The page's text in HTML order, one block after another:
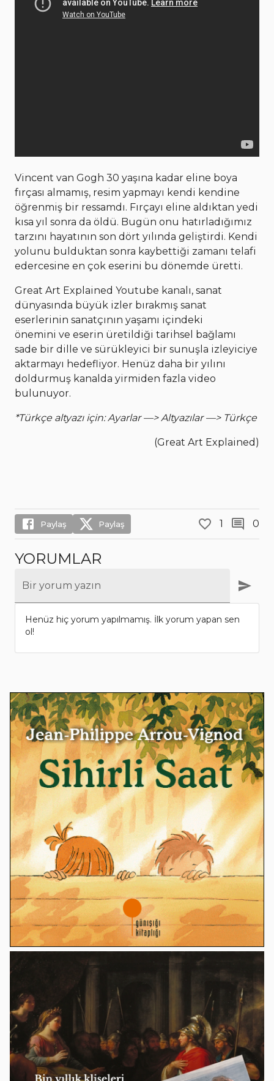
Vincent van Gogh 30 yaşına kadar eline boya
fırçası almamış, resim yapmayı kendi kendine
öğrenmiş bir ressamdı. Fırçayı eline aldıktan yedi
kısa yıl sonra da öldü. Bugün onu hatırladığımız
tarzını hayatının son dört yılında geliştirdi. Kendi
yolunu bulduktan sonra kaybettiği zamanı telafi
edercesine en çok eserini bu dönemde üretti.
Great Art Explained Youtube kanalı, sanat
dünyasında büyük izler bırakmış sanat
eserlerinin sanatçının yaşamı içindeki
önemini ve eserin üretildiği tarihsel bağlamı
sade bir dille ve sürükleyici bir sunuşla izleyiciye
aktarmayı hedefliyor. Henüz daha bir yılını
doldurmuş kanalda yirmiden fazla video
bulunuyor.
*Türkçe altyazı için: Ayarlar —> Altyazılar —> Türkçe
(Great Art Explained)
Paylaş Paylaş 1 0
YORUMLAR
Bir yorum yazın
Henüz hiç yorum yapılmamış. İlk yorum yapan sen
ol!